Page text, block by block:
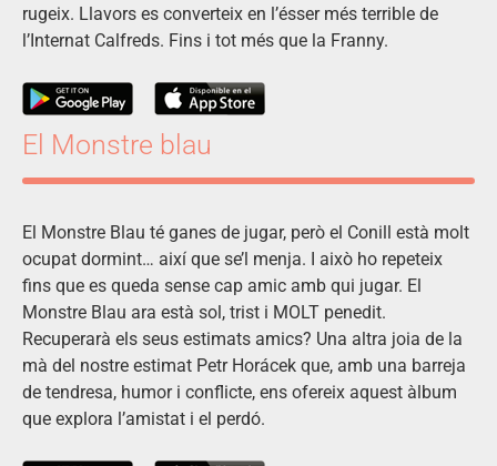
rugeix. Llavors es converteix en l’ésser més terrible de
l’Internat Calfreds. Fins i tot més que la Franny.
El Monstre blau
El Monstre Blau té ganes de jugar, però el Conill està molt
ocupat dormint… així que se’l menja. I això ho repeteix
fins que es queda sense cap amic amb qui jugar. El
Monstre Blau ara està sol, trist i MOLT penedit.
Recuperarà els seus estimats amics? Una altra joia de la
mà del nostre estimat Petr Horácek que, amb una barreja
de tendresa, humor i conflicte, ens ofereix aquest àlbum
que explora l’amistat i el perdó.